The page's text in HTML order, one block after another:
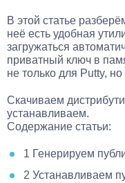
В этой статье
неё есть удобная
загружаться
приватный ключ в
не только для Putty,
Скачиваем
устанавливаем.
Содержание статьи:
1 Генерируем
2 Устанавливаем